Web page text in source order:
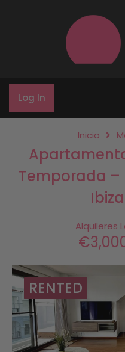
Log In
Inicio
Temporada –
Alquileres
RENTED